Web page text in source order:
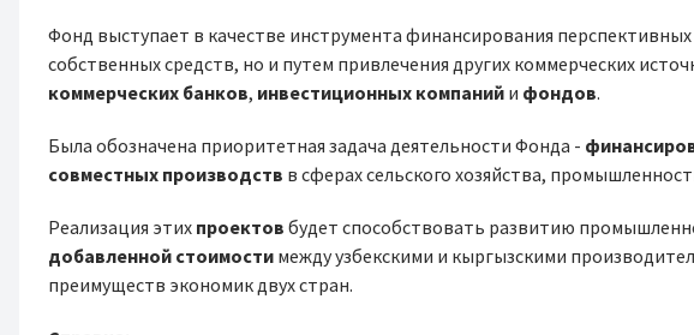
Фонд выступает в качестве инструмента финансирования
собственных средств, но и путем привлечения других коммерческих
коммерческих банков, инвестиционных компаний и фондов.
Была обозначена приоритетная задача деятельности Фонда -
совместных производств в сферах сельского хозяйства,
Реализация этих проектов будет способствовать развитию
добавленной стоимости между узбекскими и кыргызскими
преимуществ экономик двух стран.